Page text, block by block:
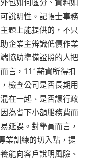
包如何區分、資料如
說明性。記帳士事務
題上能提供的，不只
企業主辨識低價作業
協助準備證照的人把
言，111薪資所得扣
檢查公司是否長期用
在一起、是否讓行政
為省下小額服務費而
延誤。對學員而言，
業訓練的切入點，提
能向客戶說明風險、